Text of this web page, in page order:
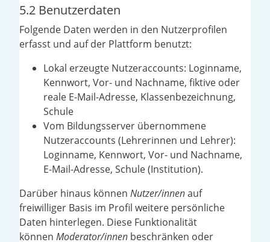
5.2 Benutzerdaten
Folgende Daten werden in den Nutzerprofilen
erfasst und auf der Plattform benutzt:
Lokal erzeugte Nutzeraccounts: Loginname,
Kennwort, Vor- und Nachname, fiktive oder
reale E-Mail-Adresse, Klassenbezeichnung,
Schule
Vom Bildungsserver übernommene
Nutzeraccounts (Lehrerinnen und Lehrer):
Loginname, Kennwort, Vor- und Nachname,
E-Mail-Adresse, Schule (Institution).
Darüber hinaus können Nutzer/innenauf
freiwilliger Basis im Profil weitere persönliche
Daten hinterlegen. Diese Funktionalität
können Moderator/innen beschränken oder